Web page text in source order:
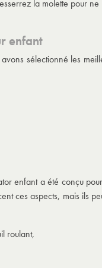
la molette pour
enfant
sélectionné les
enfant a été conçu
ces aspects, mais ils
roulant,